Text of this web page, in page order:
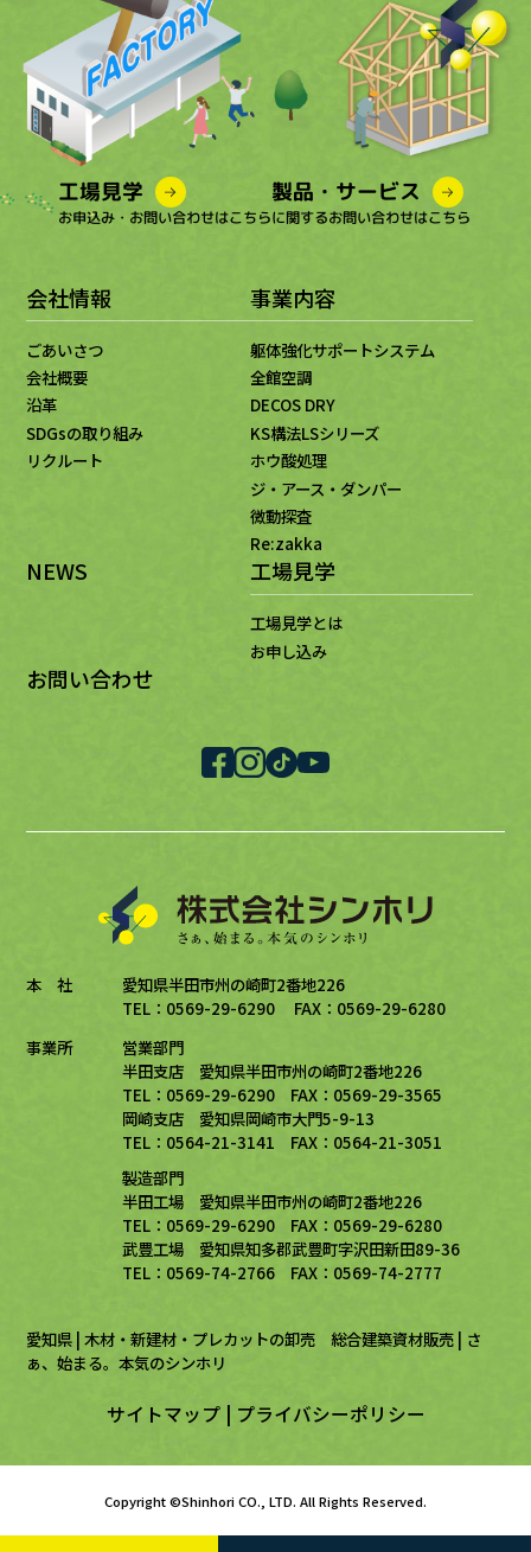
工場見学
お申込み・お問い合わせはこちら
製品・サービス
に関するお問い合わせはこちら
会社情報
ごあいさつ
会社概要
沿革
SDGsの取り組み
リクルート
事業内容
躯体強化サポートシステム
全館空調
DECOS DRY
KS構法LSシリーズ
ホウ酸処理
ジ・アース・ダンパー
微動探査
Re:zakka
NEWS 工場見学
工場見学とは
お申し込み
お問い合わせ
本 社
愛知県半田市州の崎町2番地226
TEL：0569-29-6290 FAX：0569-29-6280
事業所
営業部門
半田支店 愛知県半田市州の崎町2番地226
TEL：0569-29-6290 FAX：0569-29-3565
岡崎支店 愛知県岡崎市大門5-9-13
TEL：0564-21-3141 FAX：0564-21-3051
製造部門
半田工場 愛知県半田市州の崎町2番地226
TEL：0569-29-6290 FAX：0569-29-6280
武豊工場 愛知県知多郡武豊町字沢田新田89-36
TEL：0569-74-2766 FAX：0569-74-2777
愛知県 | 木材・新建材・プレカットの卸売 総合建築資材販売 | さ
ぁ、始まる。本気のシンホリ
サイトマップ| プライバシーポリシー
Copyright ©Shinhori CO., LTD. All Rights Reserved.